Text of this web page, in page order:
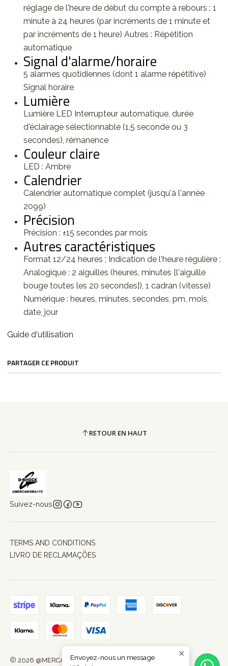
réglage de l'heure de début du compte à rebours : 1
minute à 24 heures (par incréments de 1 minute et
par incréments de 1 heure) Autres : Répétition
automatique
Signal d'alarme/horaire
5 alarmes quotidiennes (dont 1 alarme répétitive)
Signal horaire
Lumière
Lumière LED Interrupteur automatique, durée
d'éclairage sélectionnable (1,5 seconde ou 3
secondes), rémanence
Couleur claire
LED : Ambre
Calendrier
Calendrier automatique complet (jusqu'à l'année
2099)
Précision
Précision : ±15 secondes par mois
Autres caractéristiques
Format 12/24 heures ; Indication de l'heure régulière :
Analogique : 2 aiguilles (heures, minutes [l'aiguille
bouge toutes les 20 secondes]), 1 cadran (vitesse)
Numérique : heures, minutes, secondes, pm, mois,
date, jour
Guide d'utilisation
PARTAGER CE PRODUIT
RETOUR EN HAUT
Suivez-nous
TERMS AND CONDITIONS
LIVRO DE RECLAMAÇÕES
2026 @MERCADORA172.Envoyez-nous un message